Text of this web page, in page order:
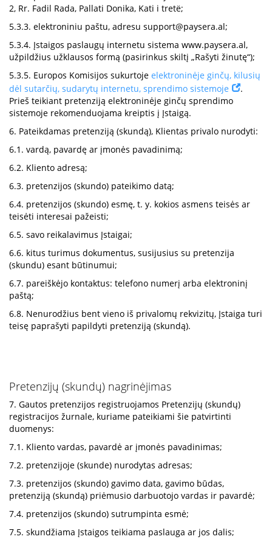
2, Rr. Fadil Rada, Pallati Donika, Kati i tretë;
5.3.3. elektroniniu paštu, adresu support@paysera.al;
5.3.4. Įstaigos paslaugų internetu sistema www.paysera.al,
užpildžius užklausos formą (pasirinkus skiltį „Rašyti žinutę“);
5.3.5. Europos Komisijos sukurtoje elektroninėje ginčų, kilusių
dėl sutarčių, sudarytų internetu, sprendimo sistemoje
.
Prieš teikiant pretenziją elektroninėje ginčų sprendimo
sistemoje rekomenduojama kreiptis į Įstaigą.
6. Pateikdamas pretenziją (skundą), Klientas privalo nurodyti:
6.1. vardą, pavardę ar įmonės pavadinimą;
6.2. Kliento adresą;
6.3. pretenzijos (skundo) pateikimo datą;
6.4. pretenzijos (skundo) esmę, t. y. kokios asmens teisės ar
teisėti interesai pažeisti;
6.5. savo reikalavimus Įstaigai;
6.6. kitus turimus dokumentus, susijusius su pretenzija
(skundu) esant būtinumui;
6.7. pareiškėjo kontaktus: telefono numerį arba elektroninį
paštą;
6.8. Nenurodžius bent vieno iš privalomų rekvizitų, Įstaiga turi
teisę paprašyti papildyti pretenziją (skundą).
Pretenzijų (skundų) nagrinėjimas
7. Gautos pretenzijos registruojamos Pretenzijų (skundų)
registracijos žurnale, kuriame pateikiami šie patvirtinti
duomenys:
7.1. Kliento vardas, pavardė ar įmonės pavadinimas;
7.2. pretenzijoje (skunde) nurodytas adresas;
7.3. pretenzijos (skundo) gavimo data, gavimo būdas,
pretenziją (skundą) priėmusio darbuotojo vardas ir pavardė;
7.4. pretenzijos (skundo) sutrumpinta esmė;
7.5. skundžiama Įstaigos teikiama paslauga ar jos dalis;